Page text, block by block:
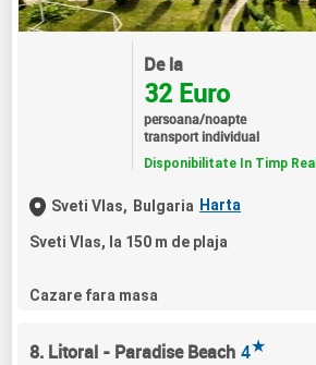
De la
32 Euro
persoana/noapte
transport individual
Disponibilitate In Timp Real
Sveti Vlas, Bulgaria Harta
Sveti Vlas, la 150 m de plaja
Cazare fara masa
8. Litoral - Paradise Beach 4★